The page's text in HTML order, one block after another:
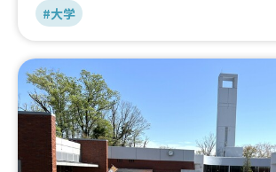
／渋谷駅・表参道駅から徒歩圏）を舞台に
母校への帰郷を祝うキャンパスのメインス
の華やかな賑わいに包まれます。
不動産青山会が運営する本キッチンカーエ
りの中心で楽しめる多彩なグルメを取り揃
さまをお迎えします。
秋晴れの青山で、心ゆくまでお食事とお
お楽しみください。
#大学